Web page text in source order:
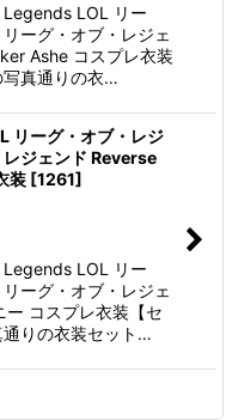
Legends LOL リー
ーグ・オブ・レジェ
Ashe コスプレ衣装
写真通りの衣…
リーグ・オブ・レジ
ジェンド Reverse
装 [1261]
Legends LOL リー
ーグ・オブ・レジェ
ー コスプレ衣装【セ
通りの衣装セット…